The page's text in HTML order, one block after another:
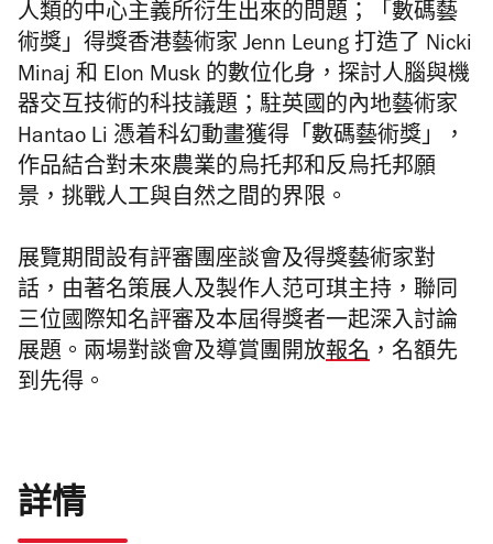
人類的中心主義所衍生出來的問題；「數碼藝
術獎」得獎香港藝術家 Jenn Leung 打造了 Nicki
Minaj 和 Elon Musk 的數位化身，探討人腦與機
器交互技術的科技議題；駐英國的內地藝術家
Hantao Li 憑着科幻動畫獲得「數碼藝術獎」，
作品結合對未來農業的烏托邦和反烏托邦願
景，挑戰人工與自然之間的界限。
展覽期間設有評審團座談會及得獎藝術家對
話，由著名策展人及製作人范可琪主持，聯同
三位國際知名評審及本屆得獎者一起深入討論
展題。兩場對談會及導賞團開放報名 ，名額先
到先得。
詳情